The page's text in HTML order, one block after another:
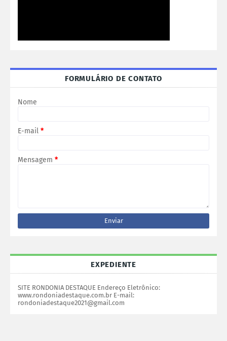
FORMULÁRIO DE CONTATO
Nome
E-mail *
Mensagem *
EXPEDIENTE
SITE RONDONIA DESTAQUE Endereço Eletrônico:
www.rondoniadestaque.com.br E-mail:
rondoniadestaque2021@gmail.com